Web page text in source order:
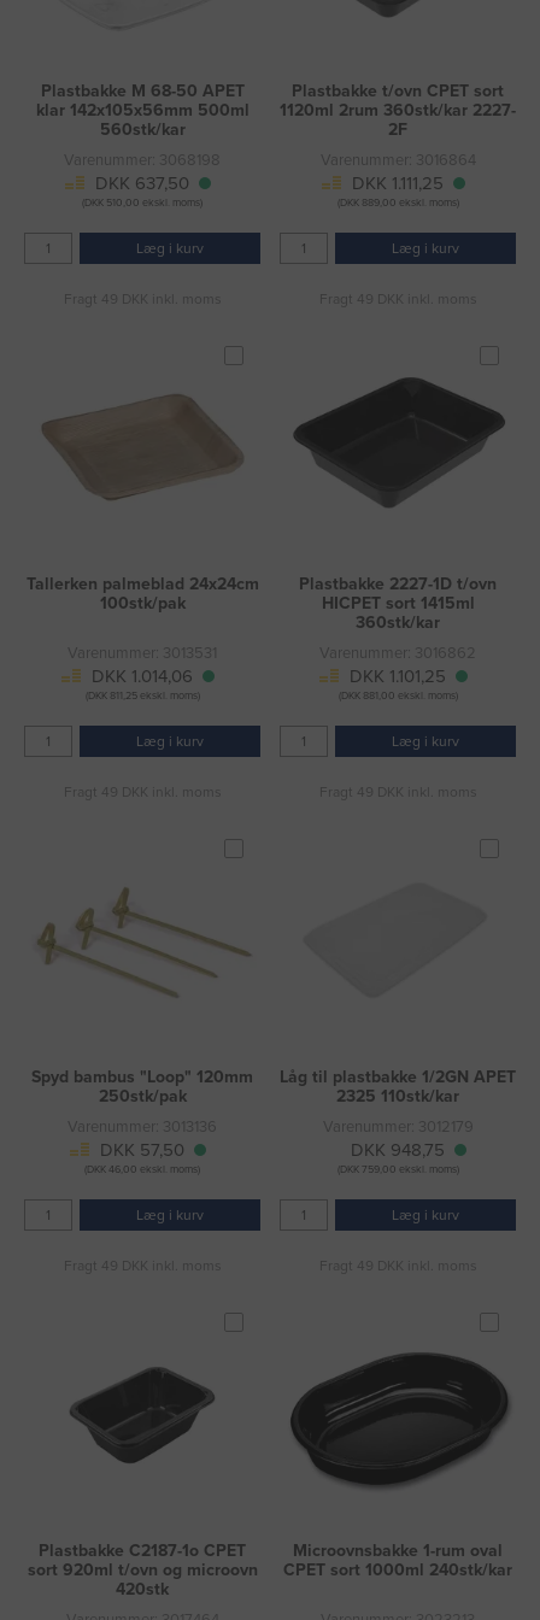
Plastbakke M 68-50 APET
klar 142x105x56mm 500ml
560stk/kar
Varenummer: 3068198
DKK 637,50
(DKK 510,00 ekskl. moms)
Læg i kurv
Fragt 49 DKK inkl. moms
Plastbakke t/ovn CPET sort
1120ml 2rum 360stk/kar 2227-
2F
Varenummer: 3016864
DKK 1.111,25
(DKK 889,00 ekskl. moms)
Læg i kurv
Fragt 49 DKK inkl. moms
Tallerken palmeblad 24x24cm
100stk/pak
Varenummer: 3013531
DKK 1.014,06
(DKK 811,25 ekskl. moms)
Læg i kurv
Fragt 49 DKK inkl. moms
Plastbakke 2227-1D t/ovn
HICPET sort 1415ml
360stk/kar
Varenummer: 3016862
DKK 1.101,25
(DKK 881,00 ekskl. moms)
Læg i kurv
Fragt 49 DKK inkl. moms
Spyd bambus "Loop" 120mm
250stk/pak
Varenummer: 3013136
DKK 57,50
(DKK 46,00 ekskl. moms)
Læg i kurv
Fragt 49 DKK inkl. moms
Låg til plastbakke 1/2GN APET
2325 110stk/kar
Varenummer: 3012179
DKK 948,75
(DKK 759,00 ekskl. moms)
Læg i kurv
Fragt 49 DKK inkl. moms
Plastbakke C2187-1o CPET
sort 920ml t/ovn og microovn
420stk
Microovnsbakke 1-rum oval
CPET sort 1000ml 240stk/kar